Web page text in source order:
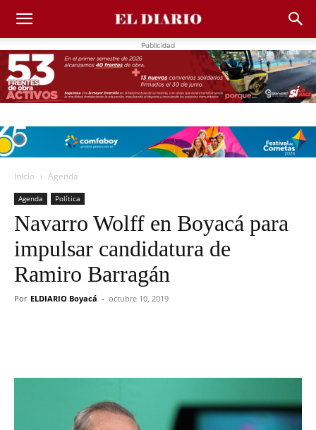
Publicidad
Inicio Agenda
Agenda Política
Navarro Wolff en Boyacá para
impulsar candidatura de
Ramiro Barragán
Por ELDIARIO Boyacá - octubre 10, 2019